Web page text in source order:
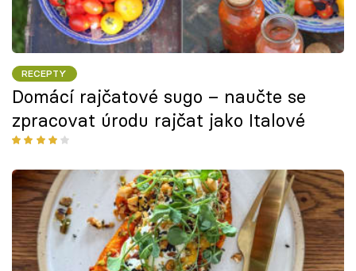
RECEPTY
Domácí rajčatové sugo – naučte se
zpracovat úrodu rajčat jako Italové